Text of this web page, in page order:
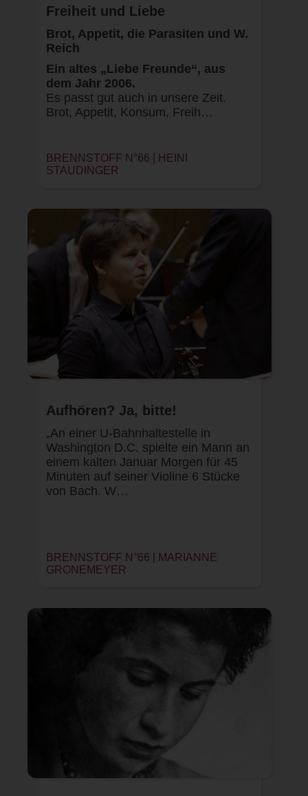
Freiheit und Liebe
Brot, Appetit, die Parasiten und W.
Reich
Ein altes „Liebe Freunde“, aus
dem Jahr 2006.
Es passt gut auch in unsere Zeit.
Brot, Appetit, Konsum, Freih…
BRENNSTOFF N°66 |
HEINI
STAUDINGER
Aufhören? Ja, bitte!
„An einer U-Bahnhaltestelle in
Washington D.C. spielte ein Mann an
einem kalten Januar Morgen für 45
Minuten auf seiner Violine 6 Stücke
von Bach. W…
BRENNSTOFF N°66 |
MARIANNE
GRONEMEYER